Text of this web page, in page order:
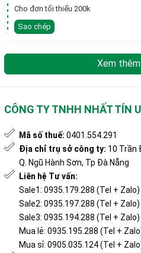
Cho đơn tối thiểu 200k
Sao chép
Xem
CÔNG TY TNHH NHẤT TÍN
Mã số thuế: 0401.554.291
Địa chỉ trụ sở công ty: 10 Trần
Q. Ngũ Hành Sơn, Tp Đà Nẵng
Liên hệ Tư vấn:
Sale1: 0935.179.288 (Tel + Zalo)
Sale2: 0935.197.288 (Tel + Zalo)
Sale3: 0935.194.288 (Tel + Zalo)
Mua lẻ: 0935.195.288 (Tel +
Mua sỉ: 0905.035.124 (Tel +